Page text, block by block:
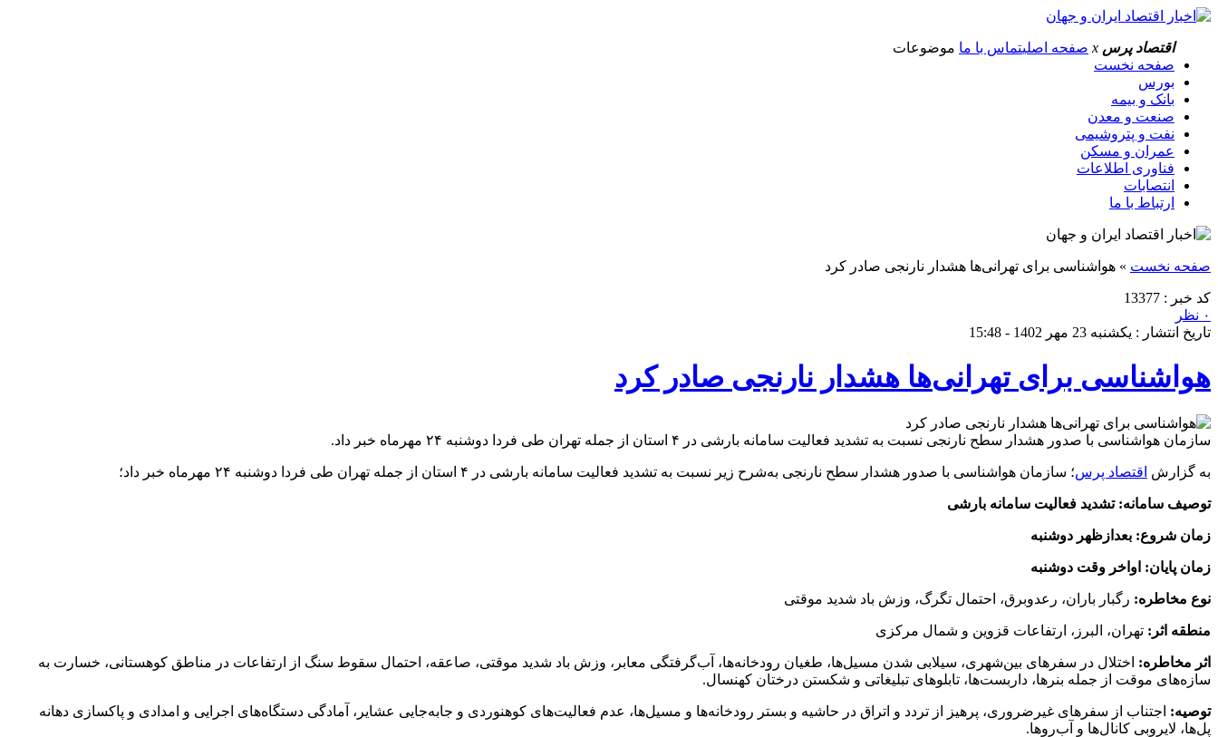
اقتصاد پرس x صفحه اصلیتماس با ما موضوعات
صفحه نخست
بورس
بانک و بیمه
صنعت و معدن
نفت و پتروشیمی
عمران و مسکن
فناوری اطلاعات
انتصابات
ارتباط با ما
صفحه نخست » هواشناسی برای تهرانی‌ها هشدار نارنجی صادر کرد
کد خبر : 13377
۰ نظر
تاریخ انتشار : یکشنبه 23 مهر 1402 - 15:48
هواشناسی برای تهرانی‌ها هشدار نارنجی صادر کرد
سازمان هواشناسی با صدور هشدار سطح نارنجی نسبت به تشدید فعالیت سامانه بارشی در ۴ استان از جمله تهران طی فردا دوشنبه ۲۴ مهرماه خبر داد.
به گزارش اقتصاد پرس؛ سازمان هواشناسی با صدور هشدار سطح نارنجی به‌شرح زیر نسبت به تشدید فعالیت سامانه بارشی در ۴ استان از جمله تهران طی فردا دوشنبه ۲۴ مهرماه خبر داد؛
توصیف سامانه: تشدید فعالیت سامانه بارشی
زمان شروع: بعدازظهر دوشنبه
زمان پایان: اواخر وقت دوشنبه
نوع مخاطره: رگبار باران، رعدوبرق، احتمال تگرگ، وزش باد شدید موقتی
منطقه اثر: تهران،‌ البرز،‌ ارتفاعات قزوین و شمال مرکزی
اثر مخاطره: اختلال در سفرهای بین‌شهری،‌ سیلابی شدن مسیل‌ها،‌ طغیان رودخانه‌ها،‌ آب‌گرفتگی معابر، وزش باد شدید موقتی، صاعقه، احتمال سقوط سنگ از ارتفاعات در مناطق کوهستانی، خسارت به
سازه‌های موقت از جمله بنرها،‌ داربست‌ها،‌ تابلوهای تبلیغاتی و شکستن درختان کهنسال.
توصیه: اجتناب از سفرهای غیرضروری، پرهیز از تردد و اتراق در حاشیه و بستر رودخانه‌ها و مسیل‌ها، عدم فعالیت‌های کوهنوردی و جابه‌جایی عشایر، آمادگی دستگاه‌های اجرایی و امدادی و پاکسازی دهانه
پل‌ها، لایروبی کانال‌ها و آب‌روها.